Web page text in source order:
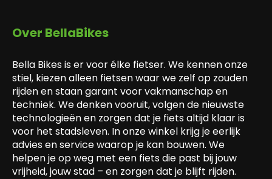
Over BellaBikes
Bella Bikes is er voor élke fietser. We kennen onze
stiel, kiezen alleen fietsen waar we zelf op zouden
rijden en staan garant voor vakmanschap en
techniek. We denken vooruit, volgen de nieuwste
technologieën en zorgen dat je fiets altijd klaar is
voor het stadsleven. In onze winkel krijg je eerlijk
advies en service waarop je kan bouwen. We
helpen je op weg met een fiets die past bij jouw
vrijheid, jouw stad – en zorgen dat je blijft rijden.